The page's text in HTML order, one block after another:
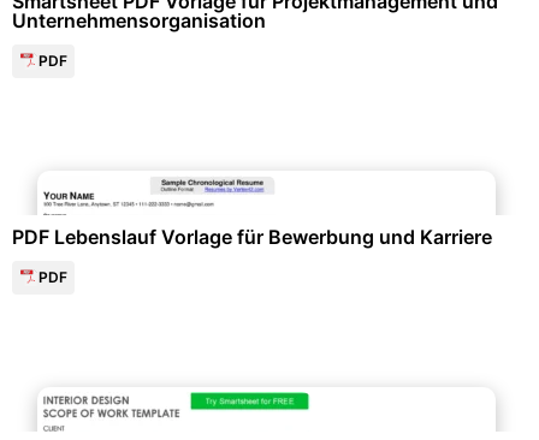
Unternehmensorganisation
PDF
PDF Lebenslauf Vorlage für Bewerbung und Karriere
PDF